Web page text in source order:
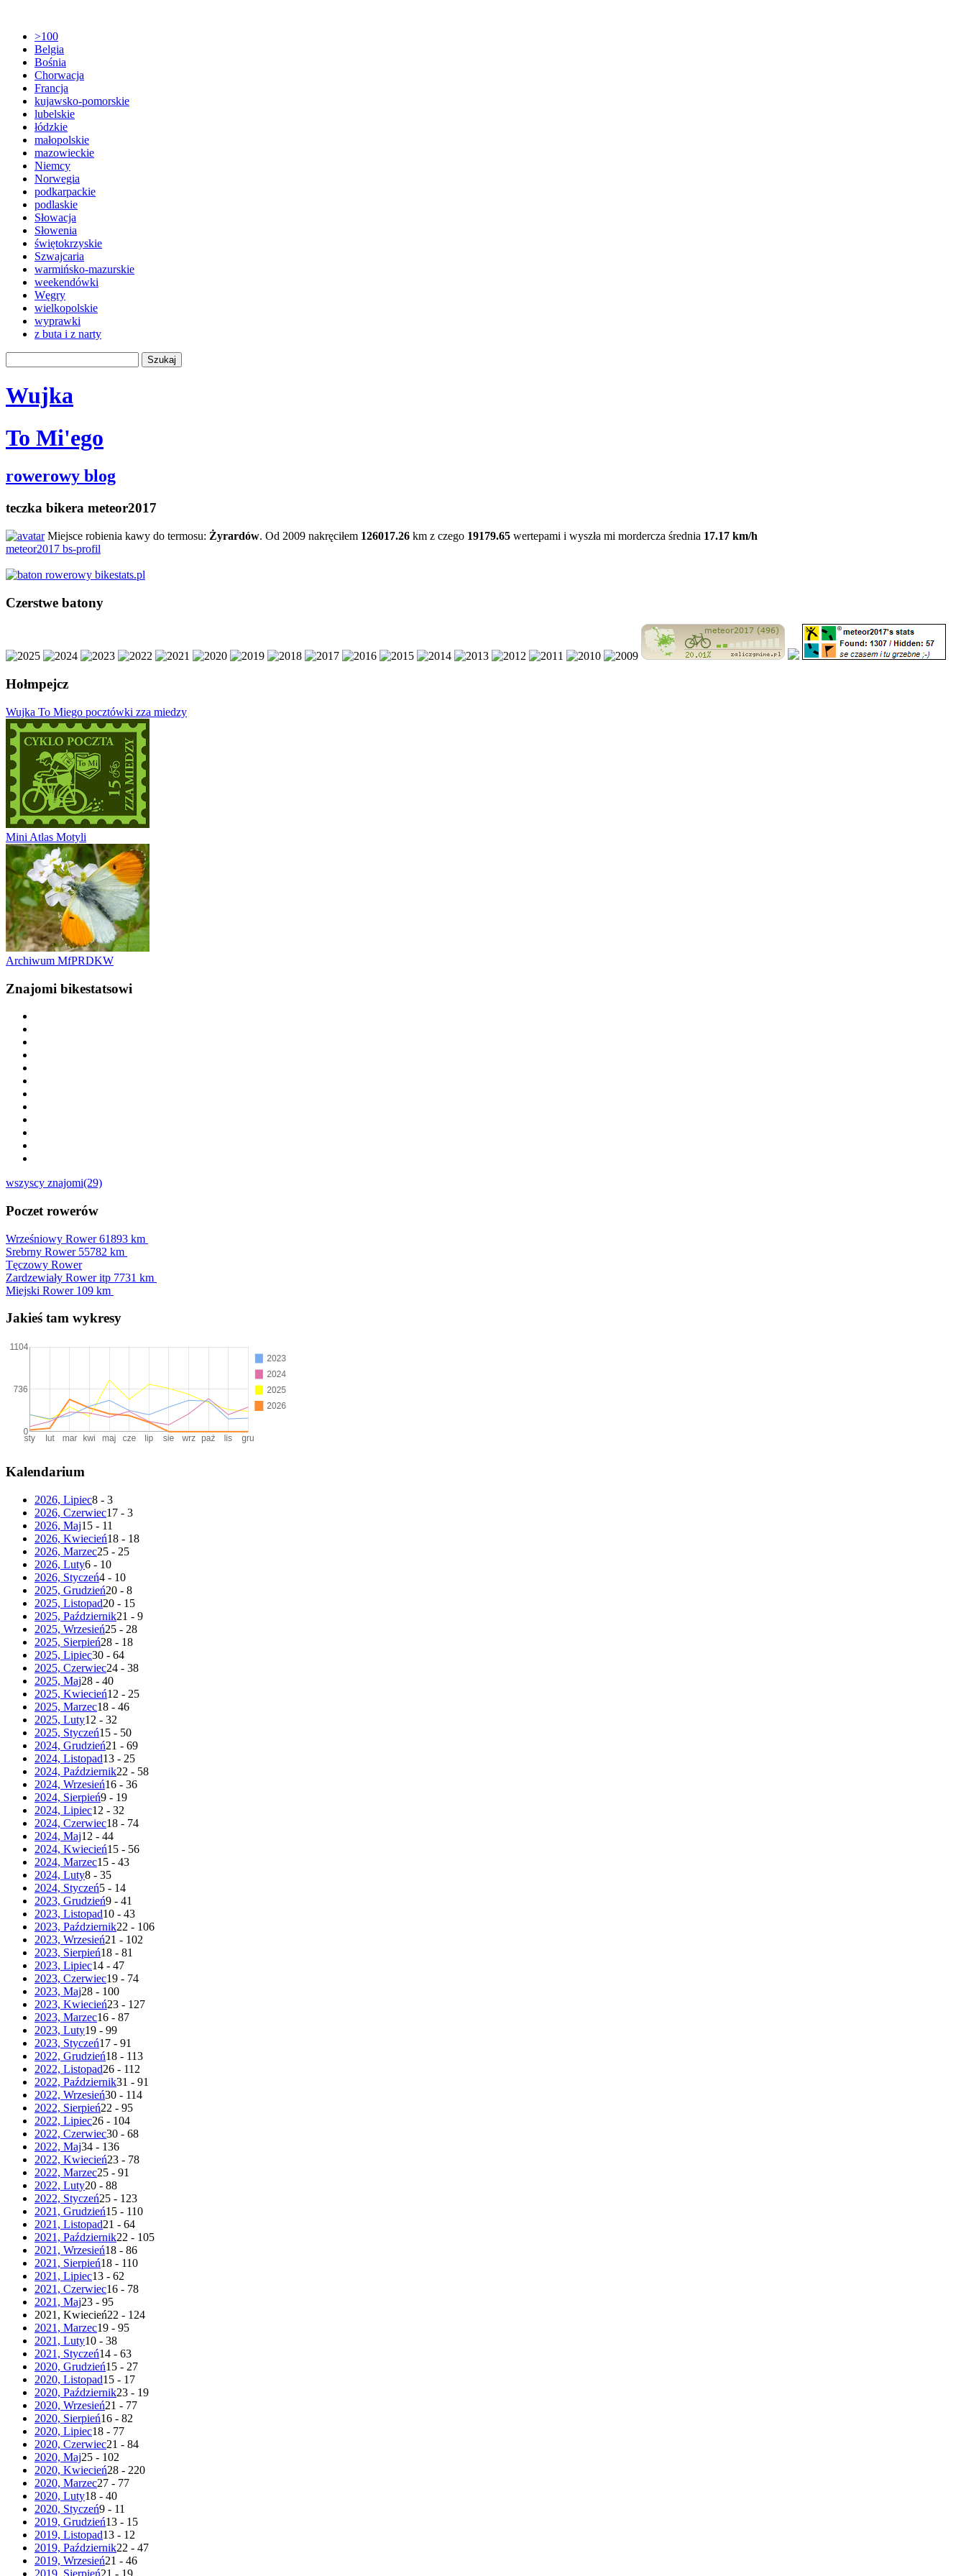
>100
Belgia
Bośnia
Chorwacja
Francja
kujawsko-pomorskie
lubelskie
łódzkie
małopolskie
mazowieckie
Niemcy
Norwegia
podkarpackie
podlaskie
Słowacja
Słowenia
świętokrzyskie
Szwajcaria
warmińsko-mazurskie
weekendówki
Węgry
wielkopolskie
wyprawki
z buta i z narty
Wujka
To Mi'ego
rowerowy blog
teczka bikera meteor2017
Miejsce robienia kawy do termosu: Żyrardów. Od 2009 nakręciłem 126017.26 km z czego 19179.65 wertepami i wyszła mi mordercza średnia 17.17 km/h
meteor2017 bs-profil
Czerstwe batony
Hołmpejcz
Wujka To Miego pocztówki zza miedzy
Mini Atlas Motyli
Archiwum MfPRDKW
Znajomi bikestatsowi
wszyscy znajomi(29)
Poczet rowerów
Wrześniowy Rower61893 km
Srebrny Rower 55782 km
Tęczowy Rower
Zardzewiały Rower itp 7731 km
Miejski Rower 109 km
Jakieś tam wykresy
Kalendarium
2026, Lipiec8 - 3
2026, Czerwiec17 - 3
2026, Maj15 - 11
2026, Kwiecień18 - 18
2026, Marzec25 - 25
2026, Luty6 - 10
2026, Styczeń4 - 10
2025, Grudzień20 - 8
2025, Listopad20 - 15
2025, Październik21 - 9
2025, Wrzesień25 - 28
2025, Sierpień28 - 18
2025, Lipiec30 - 64
2025, Czerwiec24 - 38
2025, Maj28 - 40
2025, Kwiecień12 - 25
2025, Marzec18 - 46
2025, Luty12 - 32
2025, Styczeń15 - 50
2024, Grudzień21 - 69
2024, Listopad13 - 25
2024, Październik22 - 58
2024, Wrzesień16 - 36
2024, Sierpień9 - 19
2024, Lipiec12 - 32
2024, Czerwiec18 - 74
2024, Maj12 - 44
2024, Kwiecień15 - 56
2024, Marzec15 - 43
2024, Luty8 - 35
2024, Styczeń5 - 14
2023, Grudzień9 - 41
2023, Listopad10 - 43
2023, Październik22 - 106
2023, Wrzesień21 - 102
2023, Sierpień18 - 81
2023, Lipiec14 - 47
2023, Czerwiec19 - 74
2023, Maj28 - 100
2023, Kwiecień23 - 127
2023, Marzec16 - 87
2023, Luty19 - 99
2023, Styczeń17 - 91
2022, Grudzień18 - 113
2022, Listopad26 - 112
2022, Październik31 - 91
2022, Wrzesień30 - 114
2022, Sierpień22 - 95
2022, Lipiec26 - 104
2022, Czerwiec30 - 68
2022, Maj34 - 136
2022, Kwiecień23 - 78
2022, Marzec25 - 91
2022, Luty20 - 88
2022, Styczeń25 - 123
2021, Grudzień15 - 110
2021, Listopad21 - 64
2021, Październik22 - 105
2021, Wrzesień18 - 86
2021, Sierpień18 - 110
2021, Lipiec13 - 62
2021, Czerwiec16 - 78
2021, Maj23 - 95
2021, Kwiecień22 - 124
2021, Marzec19 - 95
2021, Luty10 - 38
2021, Styczeń14 - 63
2020, Grudzień15 - 27
2020, Listopad15 - 17
2020, Październik23 - 19
2020, Wrzesień21 - 77
2020, Sierpień16 - 82
2020, Lipiec18 - 77
2020, Czerwiec21 - 84
2020, Maj25 - 102
2020, Kwiecień28 - 220
2020, Marzec27 - 77
2020, Luty18 - 40
2020, Styczeń9 - 11
2019, Grudzień13 - 15
2019, Listopad13 - 12
2019, Październik22 - 47
2019, Wrzesień21 - 46
2019, Sierpień21 - 19